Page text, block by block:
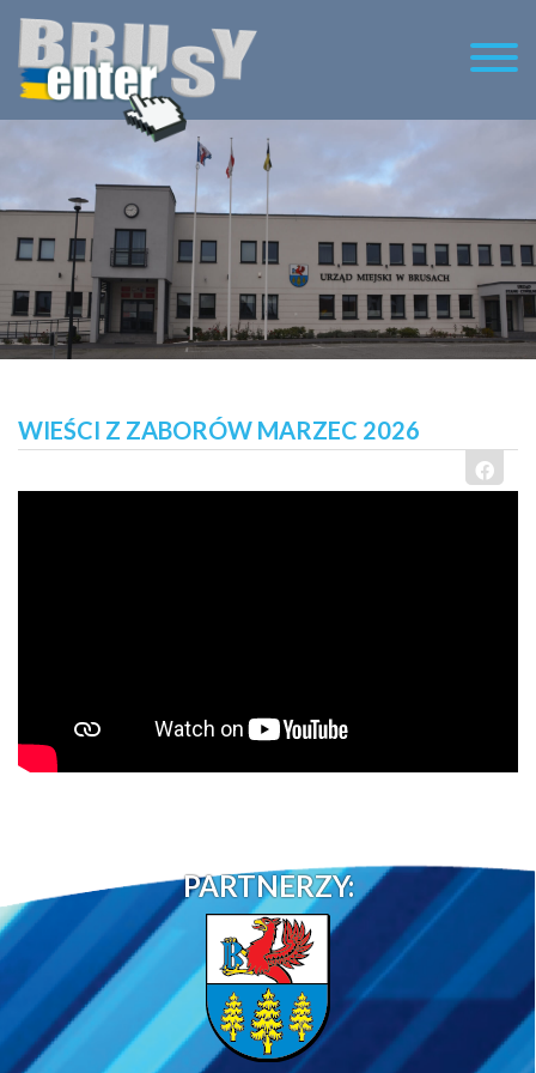
WIEŚCI Z ZABORÓW MARZEC 2026
PARTNERZY: